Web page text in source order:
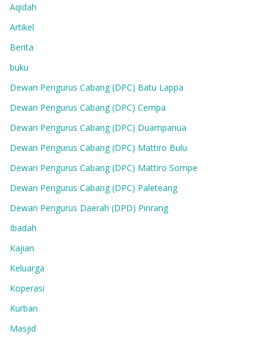
Aqidah
Artikel
Berita
buku
Dewan Pengurus Cabang (DPC) Batu Lappa
Dewan Pengurus Cabang (DPC) Cempa
Dewan Pengurus Cabang (DPC) Duampanua
Dewan Pengurus Cabang (DPC) Mattiro Bulu
Dewan Pengurus Cabang (DPC) Mattiro Sompe
Dewan Pengurus Cabang (DPC) Paleteang
Dewan Pengurus Daerah (DPD) Pinrang
Ibadah
Kajian
Keluarga
Koperasi
Kurban
Masjid